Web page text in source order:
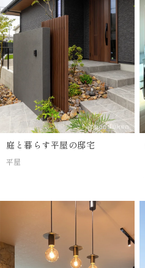
庭と暮らす平屋の邸宅
平屋